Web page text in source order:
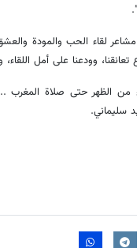
لقاء الحب والمودة
تعانقنا، وودعنا على أمل
من الظهر حتى صلاة المغرب ...
سليماني.